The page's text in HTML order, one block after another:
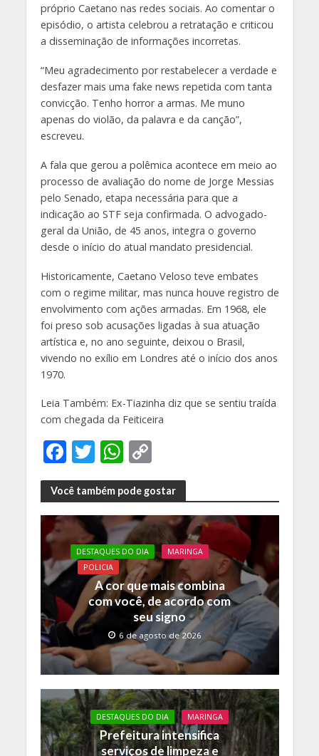
próprio Caetano nas redes sociais. Ao comentar o
episódio, o artista celebrou a retratação e criticou
a disseminação de informações incorretas.
“Meu agradecimento por restabelecer a verdade e
desfazer mais uma fake news repetida com tanta
convicção. Tenho horror a armas. Me muno
apenas do violão, da palavra e da canção”,
escreveu.
A fala que gerou a polêmica acontece em meio ao
processo de avaliação do nome de Jorge Messias
pelo Senado, etapa necessária para que a
indicação ao STF seja confirmada. O advogado-
geral da União, de 45 anos, integra o governo
desde o início do atual mandato presidencial.
Historicamente, Caetano Veloso teve embates
com o regime militar, mas nunca houve registro de
envolvimento com ações armadas. Em 1968, ele
foi preso sob acusações ligadas à sua atuação
artística e, no ano seguinte, deixou o Brasil,
vivendo no exílio em Londres até o início dos anos
1970.
Leia Também: Ex-Tiazinha diz que se sentiu traída
com chegada da Feiticeira
F
ac
e
b
o
o
k
T
w
itt
er
W
h
at
s
A
p
p
C
o
p
y
Li
n
k
Você também pode gostar
DESTAQUES DO DIA
MARINGA
POLICIA
A cor que mais combina
com você, de acordo com
seu signo
6 de agosto de 2026
DESTAQUES DO DIA MARINGA
Prefeitura intensifica
serviços de limpeza e